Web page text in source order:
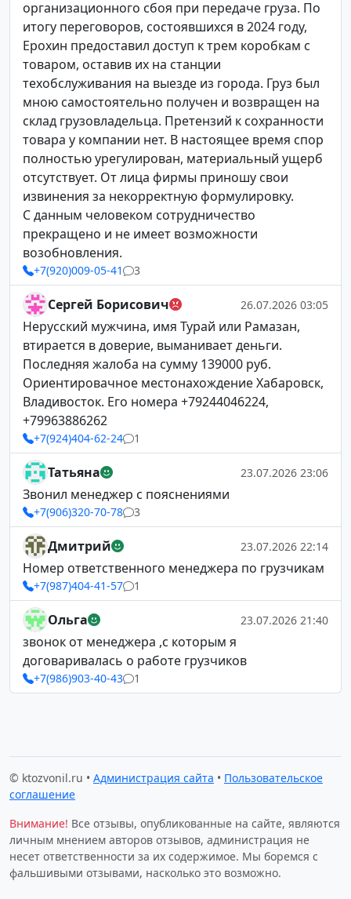
организационного сбоя при передаче груза. По
итогу переговоров, состоявшихся в 2024 году,
Ерохин предоставил доступ к трем коробкам с
товаром, оставив их на станции
техобслуживания на выезде из города. Груз был
мною самостоятельно получен и возвращен на
склад грузовладельца. Претензий к сохранности
товара у компании нет. В настоящее время спор
полностью урегулирован, материальный ущерб
отсутствует. От лица фирмы приношу свои
извинения за некорректную формулировку.
С данным человеком сотрудничество
прекращено и не имеет возможности
возобновления.
+7(920)009-05-41 3
Сергей Борисович 26.07.2026 03:05
Нерусский мужчина, имя Турай или Рамазан,
втирается в доверие, выманивает деньги.
Последняя жалоба на сумму 139000 руб.
Ориентировачное местонахождение Хабаровск,
Владивосток. Его номера +79244046224,
+79963886262
+7(924)404-62-24 1
Татьяна 23.07.2026 23:06
Звонил менеджер с пояснениями
+7(906)320-70-78 3
Дмитрий 23.07.2026 22:14
Номер ответственного менеджера по грузчикам
+7(987)404-41-57 1
Ольга 23.07.2026 21:40
звонок от менеджера ,с которым я
договаривалась о работе грузчиков
+7(986)903-40-43 1
© ktozvonil.ru • Администрация сайта • Пользовательское
соглашение
Внимание! Все отзывы, опубликованные на сайте, являются
личным мнением авторов отзывов, администрация не
несет ответственности за их содержимое. Мы боремся с
фальшивыми отзывами, насколько это возможно.